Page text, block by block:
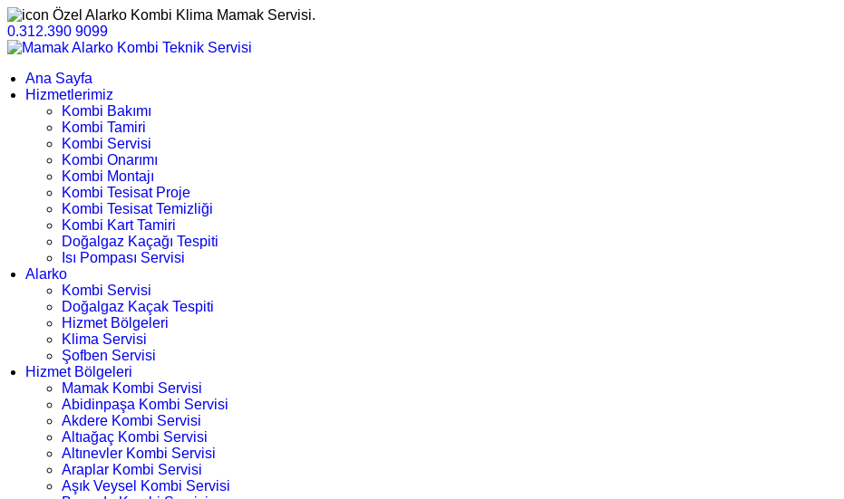
Özel Alarko Kombi Klima Mamak Servisi.
0.312.390 9099
Ana Sayfa
Hizmetlerimiz
Kombi Bakımı
Kombi Tamiri
Kombi Servisi
Kombi Onarımı
Kombi Montajı
Kombi Tesisat Proje
Kombi Tesisat Temizliği
Kombi Kart Tamiri
Doğalgaz Kaçağı Tespiti
Isı Pompası Servisi
Alarko
Kombi Servisi
Doğalgaz Kaçak Tespiti
Hizmet Bölgeleri
Klima Servisi
Şofben Servisi
Hizmet Bölgeleri
Mamak Kombi Servisi
Abidinpaşa Kombi Servisi
Akdere Kombi Servisi
Altıağaç Kombi Servisi
Altınevler Kombi Servisi
Araplar Kombi Servisi
Aşık Veysel Kombi Servisi